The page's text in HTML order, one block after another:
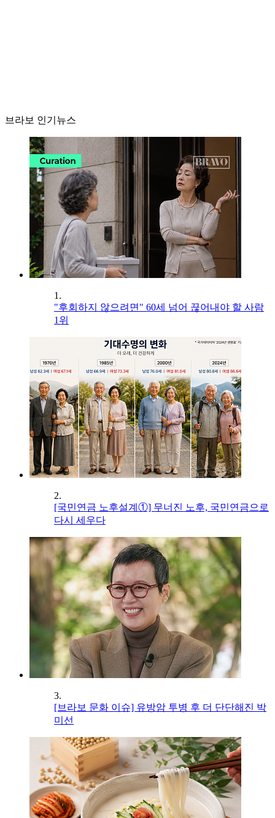
브라보 인기뉴스
1.
"후회하지 않으려면" 60세 넘어 끊어내야 할 사람
1위
2.
[국민연금 노후설계①] 무너진 노후, 국민연금으로
다시 세우다
3.
[브라보 문화 이슈] 유방암 투병 후 더 단단해진 박
미선